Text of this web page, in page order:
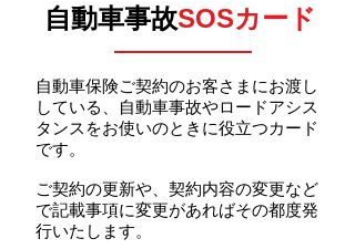
​自動車事故SOSカード
自動車保険ご契約のお客さまにお渡し
している、自動車事故やロードアシス
タンスをお使いのときに役立つカード
です。
ご契約の更新や、契約内容の変更など
で記載事項に変更があればその都度発
行いたします。